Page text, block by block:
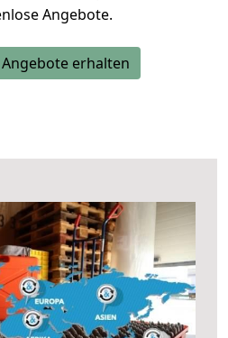
Angebote.
erhalten